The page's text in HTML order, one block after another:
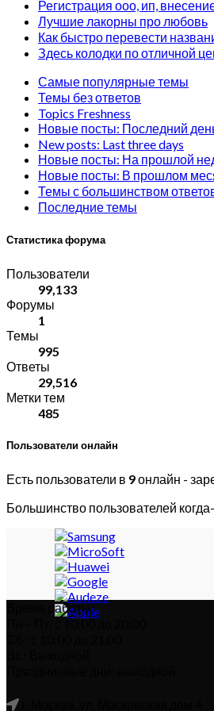
Регистрация ооо, ип,
Лучшие лакорны про любовь
Как быстро перевести
Здесь колодки по отличной
Самые популярные темы
Темы без ответов
Topics Freshness
Новые посты: Последний
New posts: Last three days
Новые посты: На прошлой
Новые посты: В прошлом
Темы с большинством
Последние темы
Статистика форума
Пользователи
99,133
Форумы
1
Темы
995
Ответы
29,516
Метки тем
485
Пользователи онлайн
Есть пользователи в 9онлайн -
Большинство пользователей
Время работы:
Пн – Пт: с 10:00 до 20:00